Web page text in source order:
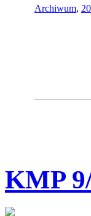
Archiwum,
KMP